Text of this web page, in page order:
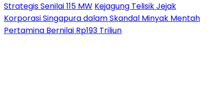
Strategis Senilai 115 MW Kejagung Telisik Jejak
Korporasi Singapura dalam Skandal Minyak Mentah
Pertamina Bernilai Rp193 Triliun